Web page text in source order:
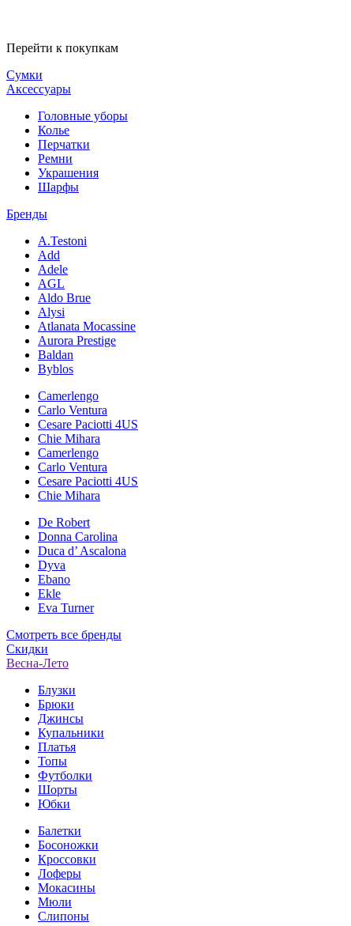
Перейти к покупкам
Сумки
Аксессуары
Головные уборы
Колье
Перчатки
Ремни
Украшения
Шарфы
Бренды
A.Testoni
Add
Adele
AGL
Aldo Brue
Alysi
Atlanata Mocassine
Aurora Prestige
Baldan
Byblos
Camerlengo
Carlo Ventura
Cesare Paciotti 4US
Chie Mihara
Camerlengo
Carlo Ventura
Cesare Paciotti 4US
Chie Mihara
De Robert
Donna Carolina
Duca d’ Ascalona
Dyva
Ebano
Ekle
Eva Turner
Смотреть все бренды
Скидки
Весна-Лето
Блузки
Брюки
Джинсы
Купальники
Платья
Топы
Футболки
Шорты
Юбки
Балетки
Босоножки
Кроссовки
Лоферы
Мокасины
Мюли
Слипоны